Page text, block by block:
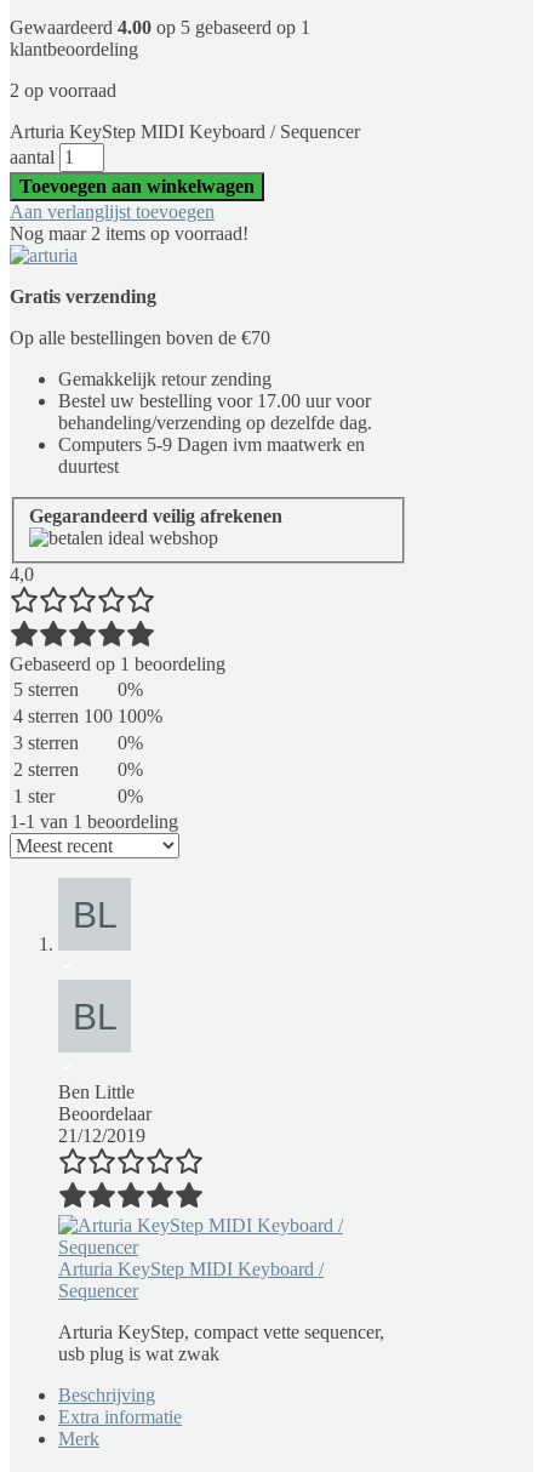
Gewaardeerd 4.00 op 5 gebaseerd op 1
klantbeoordeling
2 op voorraad
Arturia KeyStep MIDI Keyboard / Sequencer
aantal
Toevoegen aan winkelwagen
Aan verlanglijst toevoegen
Nog maar 2 items op voorraad!
Gratis verzending
Op alle bestellingen boven de €70
Gemakkelijk retour zending
Bestel uw bestelling voor 17.00 uur voor
behandeling/verzending op dezelfde dag.
Computers 5-9 Dagen ivm maatwerk en
duurtest
Gegarandeerd veilig afrekenen
4,0
Gebaseerd op 1 beoordeling
5 sterren
0%
4 sterren 100 100%
3 sterren
0%
2 sterren
0%
1 ster
0%
1-1 van 1 beoordeling
Ben Little
Beoordelaar
21/12/2019
Arturia KeyStep MIDI Keyboard /
Sequencer
Arturia KeyStep, compact vette sequencer,
usb plug is wat zwak
Beschrijving
Extra informatie
Merk